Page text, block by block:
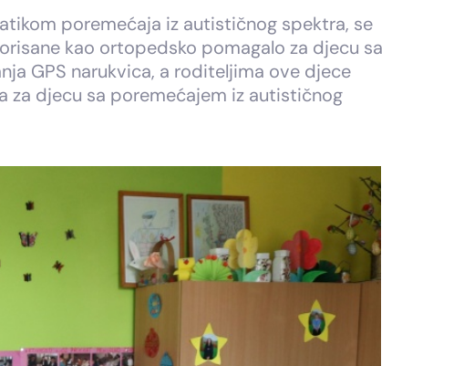
poremećaja iz autističnog spektra, se
kao ortopedsko pomagalo za djecu sa
GPS narukvica, a roditeljima ove djece
za djecu sa poremećajem iz autističnog